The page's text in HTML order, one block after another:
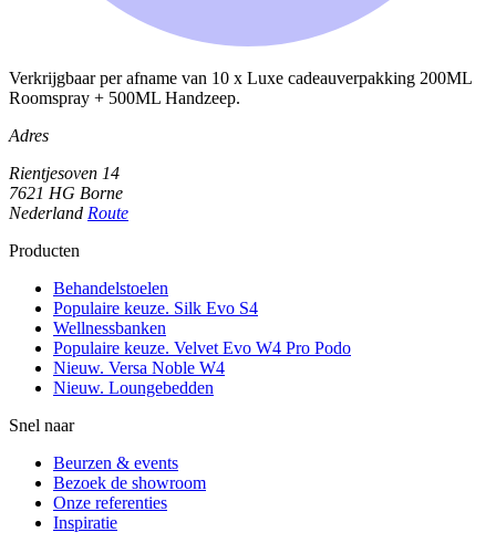
Verkrijgbaar per afname van 10 x Luxe cadeauverpakking 200ML
Roomspray + 500ML Handzeep.
Adres
Rientjesoven 14
7621 HG Borne
Nederland Route
Producten
Behandelstoelen
Populaire keuze. Silk Evo S4
Wellnessbanken
Populaire keuze. Velvet Evo W4 Pro Podo
Nieuw. Versa Noble W4
Nieuw. Loungebedden
Snel naar
Beurzen & events
Bezoek de showroom
Onze referenties
Inspiratie